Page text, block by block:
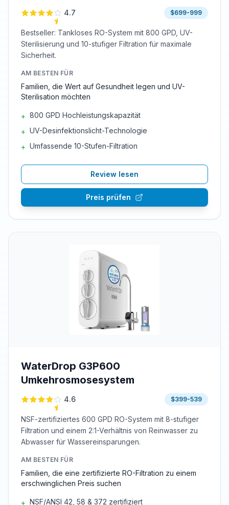
4.7 $699-999
Bestseller: Tankloses RO-System mit 800 GPD, UV-
Sterilisierung und 10-stufiger Filtration für maximale
Sicherheit.
AM BESTEN FÜR
Familien, die Wert auf Gesundheit legen und UV-
Sterilisation möchten
+ 800 GPD Hochleistungskapazität
+ UV-Desinfektionslicht-Technologie
+ Umfassende 10-Stufen-Filtration
Review lesen
Preis prüfen
WaterDrop G3P600
Umkehrosmosesystem
4.6 $399-539
NSF-zertifiziertes 600 GPD RO-System mit 8-stufiger
Filtration und einem 2:1-Verhältnis von Reinwasser zu
Abwasser für Wassereinsparungen.
AM BESTEN FÜR
Familien, die eine zertifizierte RO-Filtration zu einem
erschwinglichen Preis suchen
+ NSF/ANSI 42, 58 & 372 zertifiziert